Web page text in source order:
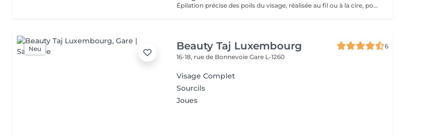
Épilation précise des poils du visage, réalisée au fil ou à la cire, pour un teint net et lisse. Le service inclut la préparation et le soin de la peau, assurant un résultat confortable, soigné et durable.
Neu Beauty Taj Luxembourg
6
16-18, rue de BonnevoieGare L-1260
Visage Complet
Sourcils
Joues